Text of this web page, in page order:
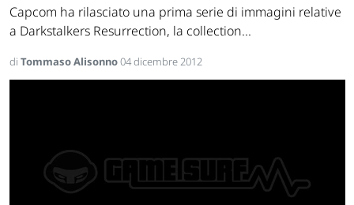
Capcom ha rilasciato una prima serie di immagini relative
a Darkstalkers Resurrection, la collection...
di Tommaso Alisonno04 dicembre 2012